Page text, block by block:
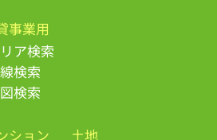
事業用
ア検索
検索
検索
ション 土地